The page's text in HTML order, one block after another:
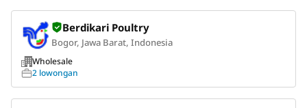
Berdikari Poultry
Bogor, Jawa Barat, Indonesia
Wholesale
2 lowongan